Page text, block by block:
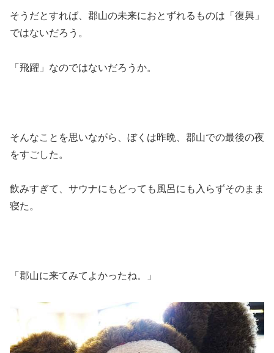
そうだとすれば、郡山の未来におとずれるものは「復興」
ではないだろう。
「飛躍」なのではないだろうか。
そんなことを思いながら、ぼくは昨晩、郡山での最後の夜
をすごした。
飲みすぎて、サウナにもどっても風呂にも入らずそのまま
寝た。
「郡山に来てみてよかったね。」